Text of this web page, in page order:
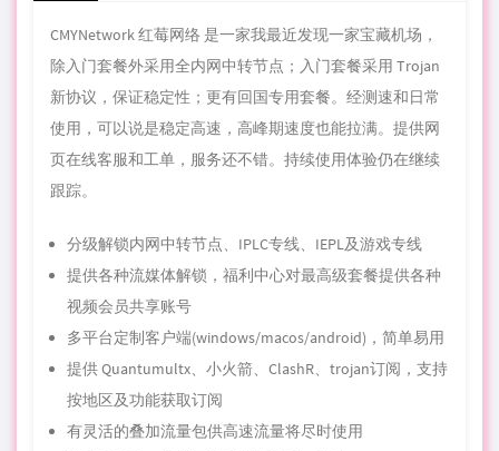
CMYNetwork 红莓网络 是一家我最近发现一家宝藏机场，
除入门套餐外采用全内网中转节点；入门套餐采用 Trojan
新协议，保证稳定性；更有回国专用套餐。经测速和日常
使用，可以说是稳定高速，高峰期速度也能拉满。提供网
页在线客服和工单，服务还不错。持续使用体验仍在继续
跟踪。
分级解锁内网中转节点、IPLC专线、IEPL及游戏专线
提供各种流媒体解锁，福利中心对最高级套餐提供各种
视频会员共享账号
多平台定制客户端(windows/macos/android)，简单易用
提供 Quantumultx、小火箭、ClashR、trojan订阅，支持
按地区及功能获取订阅
有灵活的叠加流量包供高速流量将尽时使用